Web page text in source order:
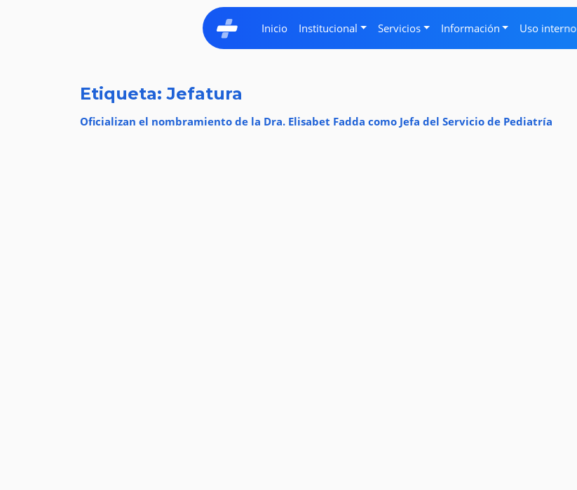
Inicio Institucional Servicios Información Uso interno
Etiqueta: Jefatura
Oficializan el nombramiento de la Dra. Elisabet Fadda como Jefa del Servicio de Pediatría